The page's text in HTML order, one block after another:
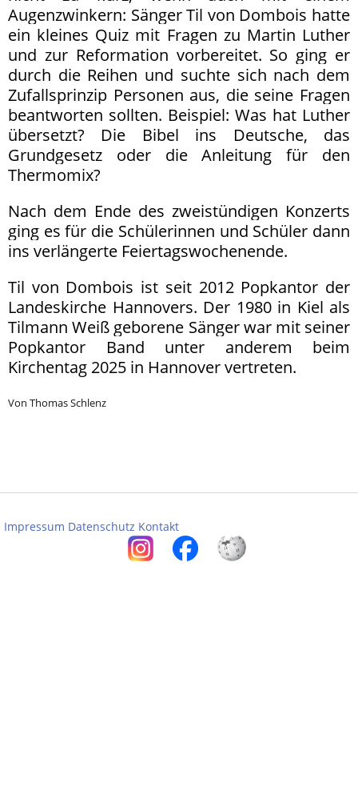
Augenzwinkern: Sänger Til von Dombois hatte
ein kleines Quiz mit Fragen zu Martin Luther
und zur Reformation vorbereitet. So ging er
durch die Reihen und suchte sich nach dem
Zufallsprinzip Personen aus, die seine Fragen
beantworten sollten. Beispiel: Was hat Luther
übersetzt? Die Bibel ins Deutsche, das
Grundgesetz oder die Anleitung für den
Thermomix?
Nach dem Ende des zweistündigen Konzerts
ging es für die Schülerinnen und Schüler dann
ins verlängerte Feiertagswochenende.
Til von Dombois ist seit 2012 Popkantor der
Landeskirche Hannovers. Der 1980 in Kiel als
Tilmann Weiß geborene Sänger war mit seiner
Popkantor Band unter anderem beim
Kirchentag 2025 in Hannover vertreten.
Von Thomas Schlenz
Impressum Datenschutz Kontakt